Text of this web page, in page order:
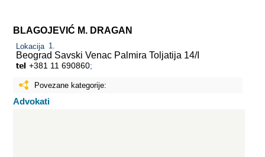
BLAGOJEVIĆ M. DRAGAN
Lokacija
Beograd Savski Venac Palmira Toljatija 14/I
+381 11 690860;
Povezane kategorije:
Advokati